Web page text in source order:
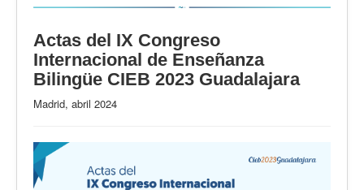
Actas del IX Congreso
Internacional de Enseñanza
Bilingüe CIEB 2023 Guadalajara
Madrid, abril 2024